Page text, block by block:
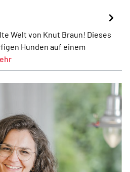
Welt von Knut Braun! Dieses
Hunden auf einem